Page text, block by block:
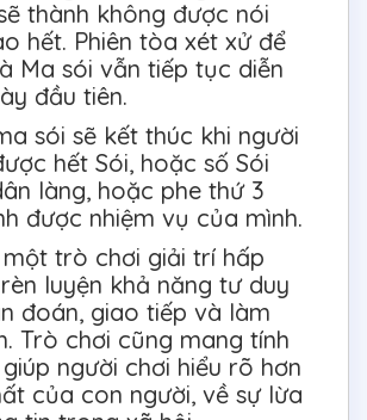
thành không được nói
hết. Phiên tòa xét xử để
Ma sói vẫn tiếp tục diễn
đầu tiên.
sói sẽ kết thúc khi người
hết Sói, hoặc số Sói
làng, hoặc phe thứ 3
được nhiệm vụ của mình.
một trò chơi giải trí hấp
luyện khả năng tư duy
đoán, giao tiếp và làm
Trò chơi cũng mang tính
người chơi hiểu rõ hơn
của con người, về sự lừa